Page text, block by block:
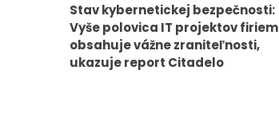
Stav kybernetickej bezpečnosti:
Vyše polovica IT projektov firiem
obsahuje vážne zraniteľnosti,
ukazuje report Citadelo